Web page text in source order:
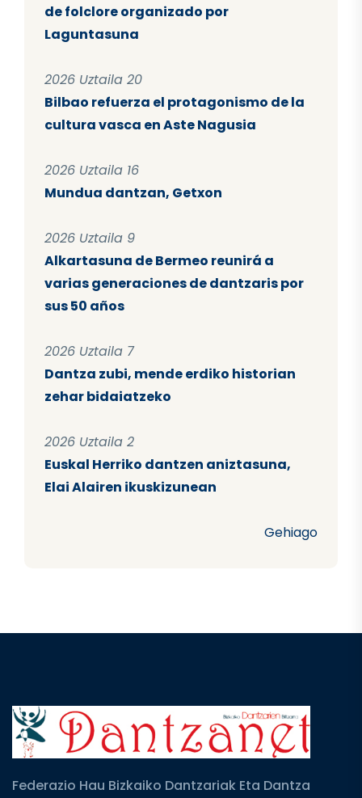
de folclore organizado por
Laguntasuna
2026 Uztaila 20
Bilbao refuerza el protagonismo de la
cultura vasca en Aste Nagusia
2026 Uztaila 16
Mundua dantzan, Getxon
2026 Uztaila 9
Alkartasuna de Bermeo reunirá a
varias generaciones de dantzaris por
sus 50 años
2026 Uztaila 7
Dantza zubi, mende erdiko historian
zehar bidaiatzeko
2026 Uztaila 2
Euskal Herriko dantzen aniztasuna,
Elai Alairen ikuskizunean
Gehiago
Federazio Hau Bizkaiko Dantzariak Eta Dantza